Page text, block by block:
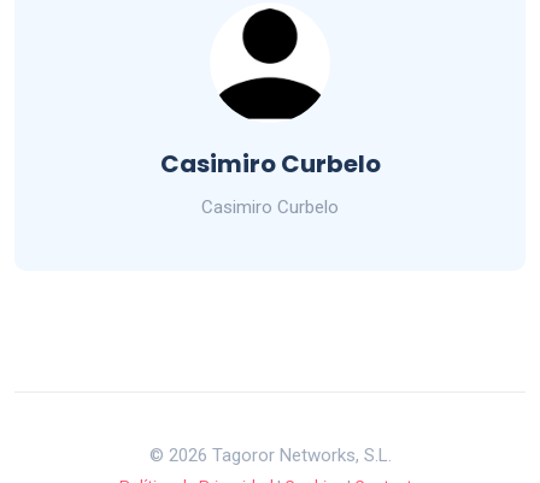
Casimiro Curbelo
Casimiro Curbelo
© 2026 Tagoror Networks, S.L.